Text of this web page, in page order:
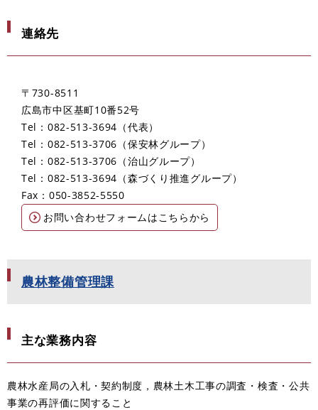
連絡先
〒730-8511
広島市中区基町10番52号
Tel：082-513-3694
代表
Tel：082-513-3706
保安林グループ
Tel：082-513-3706
治山グループ
Tel：082-513-3694
森づくり推進グループ
Fax：050-3852-5550
お問い合わせフォームはこちらから
農林整備管理課
主な業務内容
農林水産局の入札・契約制度，農林土木工事の調査・検査・公共
事業の再評価に関すること